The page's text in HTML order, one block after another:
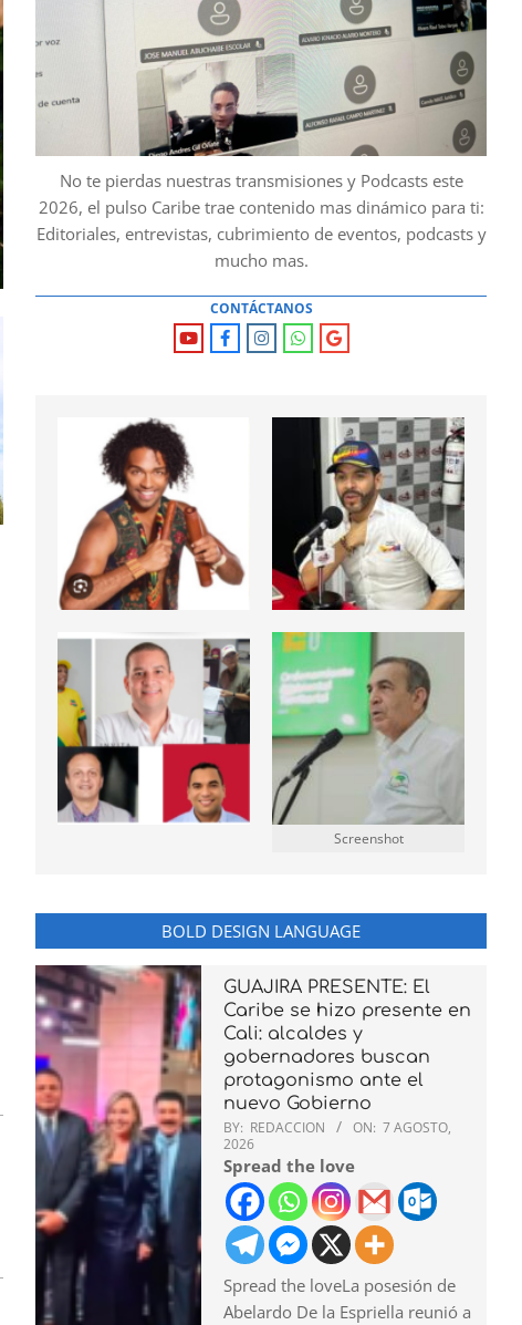
No te pierdas nuestras transmisiones y Podcasts este
2026, el pulso Caribe trae contenido mas dinámico para ti:
Editoriales, entrevistas, cubrimiento de eventos, podcasts y
mucho mas.
CONTÁCTANOS
Screenshot
BOLD DESIGN LANGUAGE
GUAJIRA PRESENTE: El
Caribe se hizo presente en
Cali: alcaldes y
gobernadores buscan
protagonismo ante el
nuevo Gobierno
BY: REDACCION ON: 7 AGOSTO,
2026
Spread the love
Spread the loveLa posesión de
Abelardo De la Espriella reunió a